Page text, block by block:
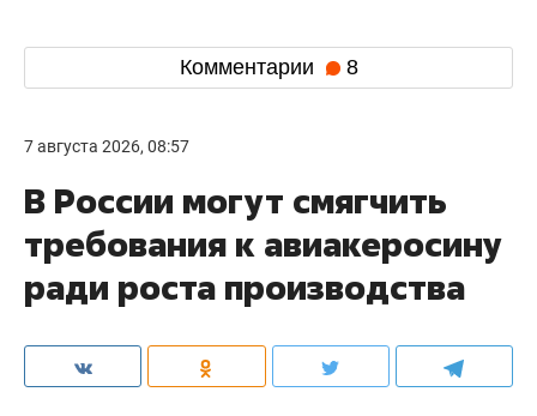
Комментарии 8
7 августа 2026, 08:57
В России могут смягчить
требования к авиакеросину
ради роста производства